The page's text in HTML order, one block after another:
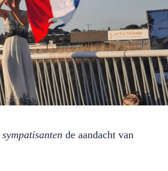
sympatisanten de aandacht van